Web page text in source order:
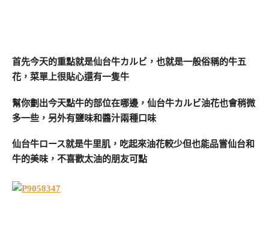
首先今天的重點就是仙台牛カルビ，也就是一般俗稱的牛五
花，菜單上很貼心還有一隻牛
幫你劃出今天點牛的部位在哪邊，仙台牛カルビ油花也會稍微
多一些，另外有鹽味和醬汁兩種口味
仙台牛ロース就是牛里肌，吃起來油花較少但也能品嘗仙台和
牛的美味，不喜歡太油的朋友可點